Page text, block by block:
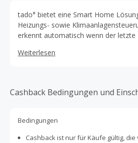
tado° bietet eine Smart Home
Heizungs- sowie
erkennt automatisch wenn der letzte
nach unten, sobald sich der erste
von überall per App steuern.
Fenster-offen-erkennung,
effizienteres Klimatisieren und eine
Weiterlesen
Cashback Bedingungen und
Bedingungen
Cashback ist nur für Käufe gültig,